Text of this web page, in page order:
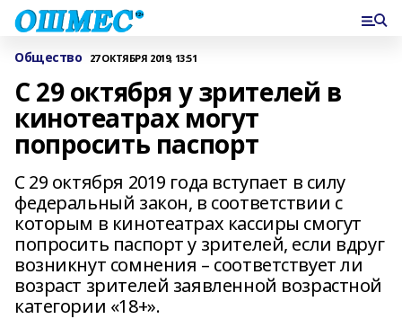
Общество 27 ОКТЯБРЯ 2019, 13:51
С 29 октября у зрителей в
кинотеатрах могут
попросить паспорт
С 29 октября 2019 года вступает в силу
федеральный закон, в соответствии с
которым в кинотеатрах кассиры смогут
попросить паспорт у зрителей, если вдруг
возникнут сомнения – соответствует ли
возраст зрителей заявленной возрастной
категории «18+».